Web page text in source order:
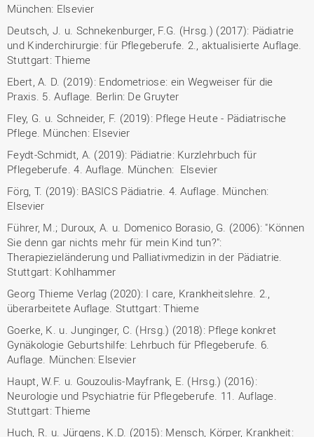
München: Elsevier
Deutsch, J. u. Schnekenburger, F.G. (Hrsg.) (2017): Pädiatrie
und Kinderchirurgie: für Pflegeberufe. 2., aktualisierte Auflage.
Stuttgart: Thieme
Ebert, A. D. (2019): Endometriose: ein Wegweiser für die
Praxis. 5. Auflage. Berlin: De Gruyter
Fley, G. u. Schneider, F. (2019): Pflege Heute - Pädiatrische
Pflege. München: Elsevier
Feydt-Schmidt, A. (2019): Pädiatrie: Kurzlehrbuch für
Pflegeberufe. 4. Auflage. München: Elsevier
Förg, T. (2019): BASICS Pädiatrie. 4. Auflage. München:
Elsevier
Führer, M.; Duroux, A. u. Domenico Borasio, G. (2006): "Können
Sie denn gar nichts mehr für mein Kind tun?":
Therapiezieländerung und Palliativmedizin in der Pädiatrie.
Stuttgart: Kohlhammer
Georg Thieme Verlag (2020): I care, Krankheitslehre. 2.,
überarbeitete Auflage. Stuttgart: Thieme
Goerke, K. u. Junginger, C. (Hrsg.) (2018): Pflege konkret
Gynäkologie Geburtshilfe: Lehrbuch für Pflegeberufe. 6.
Auflage. München: Elsevier
Haupt, W.F. u. Gouzoulis-Mayfrank, E. (Hrsg.) (2016):
Neurologie und Psychiatrie für Pflegeberufe. 11. Auflage.
Stuttgart: Thieme
Huch, R. u. Jürgens, K.D. (2015): Mensch, Körper, Krankheit: